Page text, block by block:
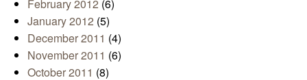
February 2012 (6)
January 2012 (5)
December 2011 (4)
November 2011 (6)
October 2011 (8)